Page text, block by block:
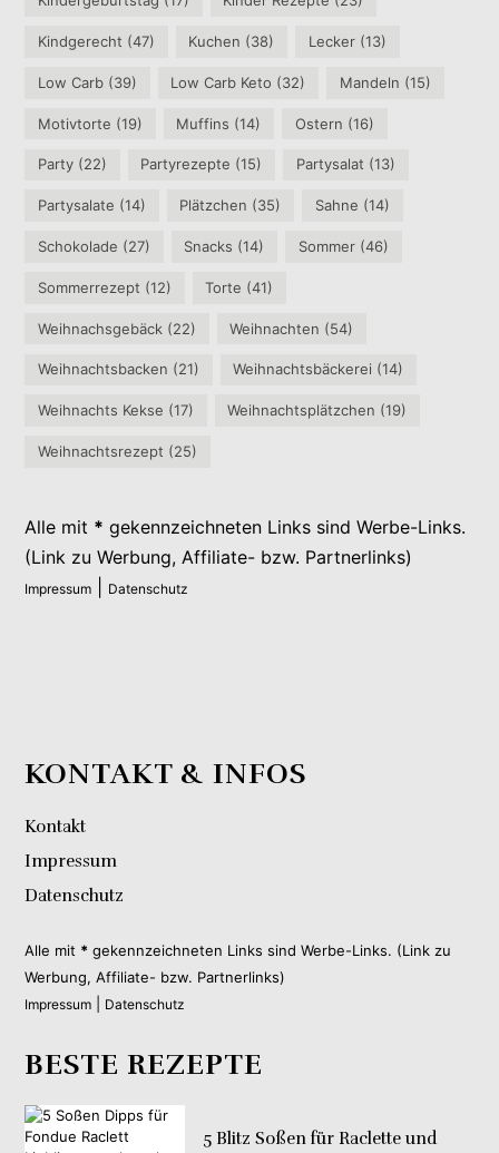
Kindgerecht (47) Kuchen (38) Lecker(13)
Low Carb (39) Low Carb Keto (32) Mandeln (15)
Motivtorte (19) Muffins (14) Ostern (16)
Party (22) Partyrezepte (15) Partysalat (13)
Partysalate (14) Plätzchen (35) Sahne (14)
Schokolade (27) Snacks (14) Sommer(46)
Sommerrezept (12) Torte (41)
Weihnachsgebäck (22) Weihnachten (54)
Weihnachtsbacken (21) Weihnachtsbäckerei (14)
Weihnachts Kekse (17) Weihnachtsplätzchen (19)
Weihnachtsrezept (25)
Alle mit * gekennzeichneten Links sind Werbe-Links.
(Link zu Werbung, Affiliate- bzw. Partnerlinks)
Impressum Datenschutz
KONTAKT & INFOS
Kontakt
Impressum
Datenschutz
Alle mit * gekennzeichneten Links sind Werbe-Links. (Link zu
Werbung, Affiliate- bzw. Partnerlinks)
Impressum Datenschutz
BESTE REZEPTE
5 Blitz Soßen für Raclette und